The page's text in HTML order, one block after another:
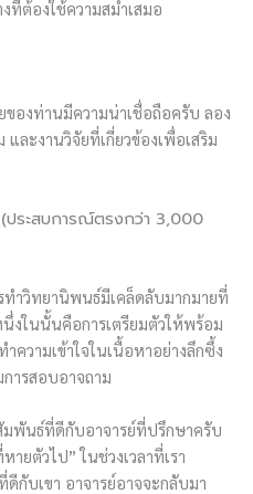
ที่ต้องใช้ความสม่ำเสมอ
องท่านมีความน่าเชื่อถือครับ ลอง
ละงานวิจัยที่เกี่ยวข้องเพื่อเสริม
ประสบการณ์ตรงกว่า 3,000
ำวิทยานิพนธ์มีเคล็ดลับมากมายที่
งในนั้นคือการเตรียมตัวให้พร้อม
ความเข้าใจในเนื้อหาอย่างลึกซึ้ง
ารสอบอาจถาม
มพันธ์ที่ดีกับอาจารย์ที่ปรึกษาครับ
ยตัวไป” ในช่วงเวลาที่เรา
กับเขา อาจารย์อาจจะกลับมา